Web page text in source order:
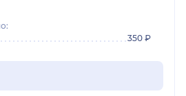
350 ₽